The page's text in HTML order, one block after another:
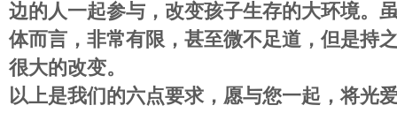
边的人一起参与，改变孩子生存的大环境。
体而言，非常有限，甚至微不足道，但是持
很大的改变。
以上是我们的六点要求，愿与您一起，将光